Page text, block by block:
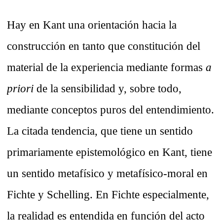
Hay en Kant una orientación hacia la
construcción en tanto que constitución del
material de la experiencia mediante formas a
priori de la sensibilidad y, sobre todo,
mediante conceptos puros del entendimiento.
La citada tendencia, que tiene un sentido
primariamente epistemológico en Kant, tiene
un sentido metafísico y metafísico-moral en
Fichte y Schelling. En Fichte especialmente,
la realidad es entendida en función del acto